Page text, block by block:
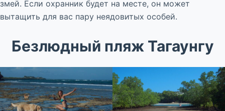
змей. Если охранник будет на месте, он может
вытащить для вас пару неядовитых особей.
Безлюдный пляж Тагаунгу